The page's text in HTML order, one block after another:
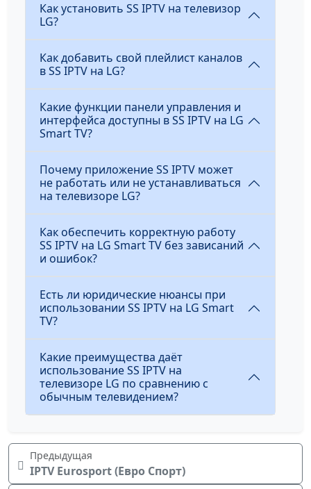
Как установить SS IPTV на телевизор
LG?
Как добавить свой плейлист каналов
в SS IPTV на LG?
Какие функции панели управления и
интерфейса доступны в SS IPTV на LG
Smart TV?
Почему приложение SS IPTV может
не работать или не устанавливаться
на телевизоре LG?
Как обеспечить корректную работу
SS IPTV на LG Smart TV без зависаний
и ошибок?
Есть ли юридические нюансы при
использовании SS IPTV на LG Smart
TV?
Какие преимущества даёт
использование SS IPTV на
телевизоре LG по сравнению с
обычным телевидением?
Предыдущая
IPTV Eurosport (Евро Спорт)